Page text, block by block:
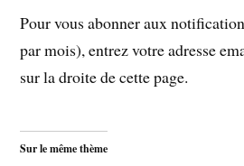
Pour vous abonner aux
par mois), entrez votre adresse
sur la droite de cette page.
Sur le même thème